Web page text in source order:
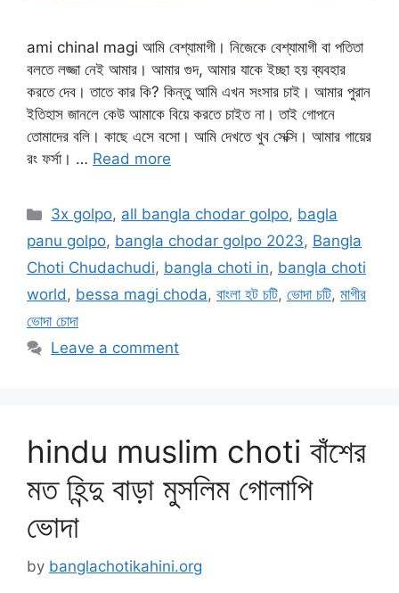
ami chinal magi আমি বেশ্যামাগী। নিজেকে বেশ্যামাগী বা পতিতা
বলতে লজ্জা নেই আমার। আমার গুদ, আমার যাকে ইচ্ছা হয় ব্যবহার
করতে দেব। তাতে কার কি? কিন্তু আমি এখন সংসার চাই। আমার পুরান
ইতিহাস জানলে কেউ আমাকে বিয়ে করতে চাইত না। তাই গোপনে
তোমাদের বলি। কাছে এসে বসো। আমি দেখতে খুব সেক্সি। আমার গায়ের
রং ফর্সা। … Read more
Categories
3x golpo, all bangla chodar golpo, bagla
panu golpo, bangla chodar golpo 2023, Bangla
Choti Chudachudi, bangla choti in, bangla choti
world, bessa magi choda, বাংলা হট চটি, ভোদা চটি, মাগীর
ভোদা চোদা
Leave a comment
hindu muslim choti বাঁশের
মত হিন্দু বাড়া মুসলিম গোলাপি
ভোদা
by banglachotikahini.org